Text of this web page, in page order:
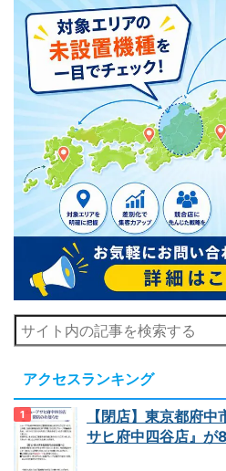
アクセスランキング
【閉店】東京都府
サヒ府中四谷店』が